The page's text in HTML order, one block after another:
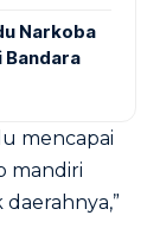
Narkoba
Bandara
mencapai
mandiri